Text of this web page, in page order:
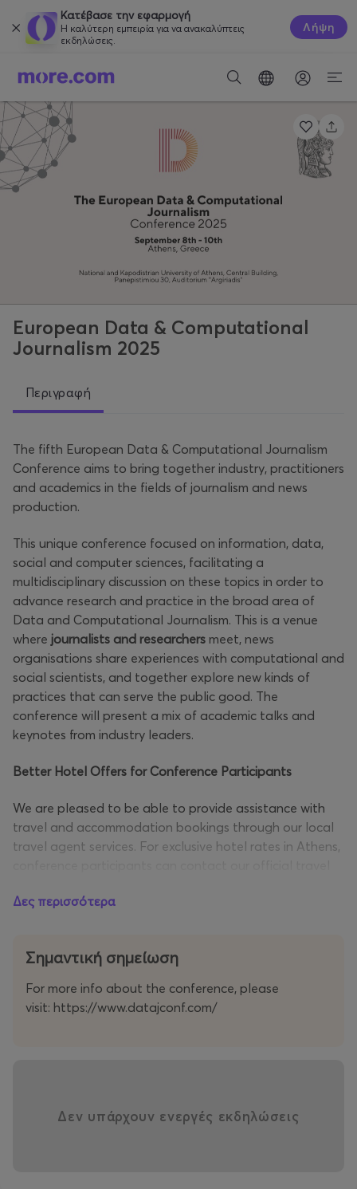
Κατέβασε την εφαρμογή
Η καλύτερη εμπειρία για να ανακαλύπτεις
εκδηλώσεις.
Λήψη
European Data & Computational
Journalism 2025
Περιγραφή
The fifth European Data & Computational Journalism
Conference aims to bring together industry, practitioners
and academics in the fields of journalism and news
production.
This unique conference focused on information, data,
social and computer sciences, facilitating a
multidisciplinary discussion on these topics in order to
advance research and practice in the broad area of
Data and Computational Journalism. This is a venue
where journalists and researchers meet, news
organisations share experiences with computational and
social scientists, and together explore new kinds of
practices that can serve the public good. The
conference will present a mix of academic talks and
keynotes from industry leaders.
Better Hotel Offers for Conference Participants
We are pleased to be able to provide assistance with
travel and accommodation bookings through our local
travel agent services. For exclusive hotel rates in Athens,
price or alternative accommodation suggestions.
Δες περισσότερα
Σημαντική σημείωση
For more info about the conference, please
visit: https://www.datajconf.com/
Δεν υπάρχουν ενεργές εκδηλώσεις